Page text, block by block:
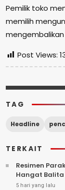
Pemilik toko
memilih
Post Views:
TAG
Headline
TERKAIT
Resimen
Hangat Balita
5 hari yang lalu